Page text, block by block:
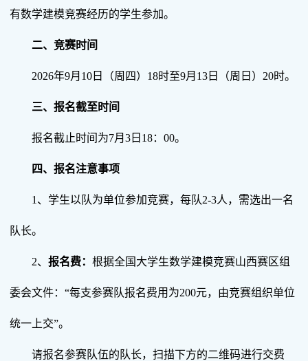
有数学建模竞赛经历的学生参加。
二、竞赛时间
2026年9月10日（周四）18时至9月13日（周日）20时。
三、报名截至时间
报名截止时间为7月3日18：00。
四、报名注意事项
1、学生以队为单位参加竞赛，每队2-3人，需选出一名
队长。
2、 报名费： 根据全国大学生数学建模竞赛山西赛区组
委会文件：“每支参赛队报名费用为200元，由竞赛组织单位
统一上交”。
请报名参赛队伍的队长，扫描下方的二维码进行交费